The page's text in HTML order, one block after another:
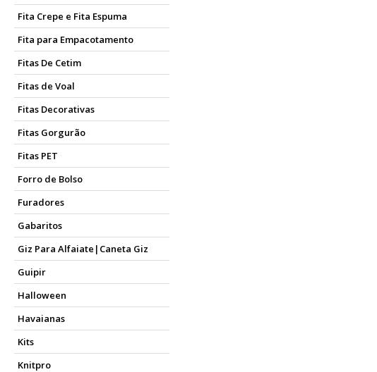
Fita Crepe e Fita Espuma
Fita para Empacotamento
Fitas De Cetim
Fitas de Voal
Fitas Decorativas
Fitas Gorgurão
Fitas PET
Forro de Bolso
Furadores
Gabaritos
Giz Para Alfaiate|Caneta Giz
Guipir
Halloween
Havaianas
Kits
Knitpro